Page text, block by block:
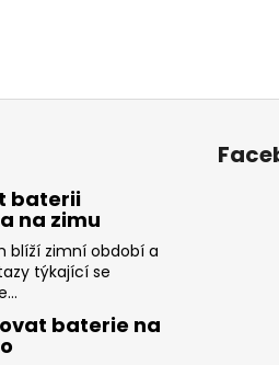
baterii
na zimu
blíží zimní období a
týkající se
baterie na